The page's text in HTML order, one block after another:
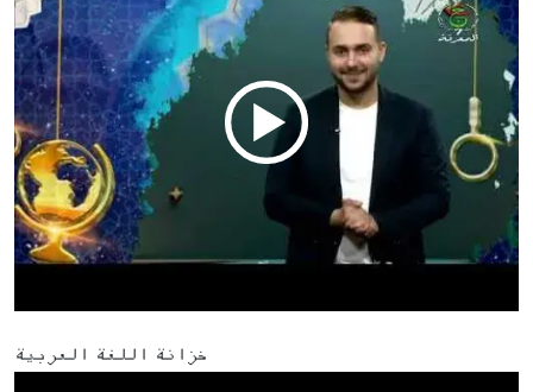
خزانة اللغة العربية